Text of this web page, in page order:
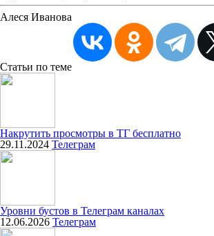
Алеся Иванова
Статьи по теме
Накрутить просмотры в ТГ бесплатно
29.11.2024 Телеграм
Уровни бустов в Телеграм каналах
12.06.2026 Телеграм